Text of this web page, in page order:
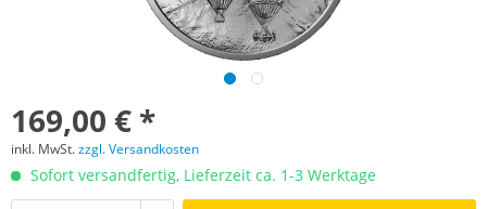
169,00 € *
inkl. MwSt.zzgl. Versandkosten
Sofort versandfertig, Lieferzeit ca. 1-3 Werktage